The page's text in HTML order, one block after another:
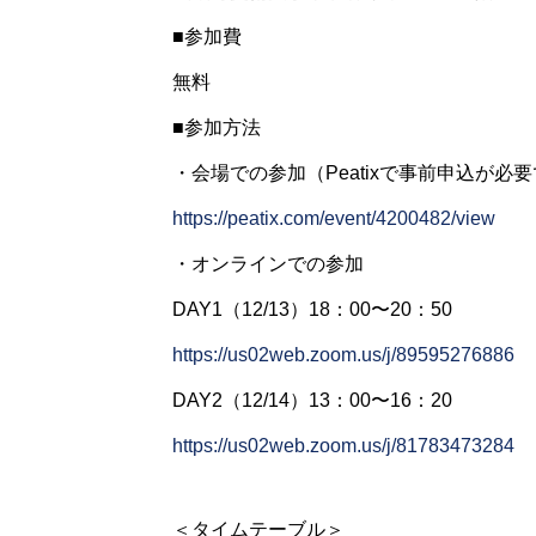
■参加費
無料
■参加方法
・会場での参加（Peatixで事前申込が必要
https://peatix.com/event/4200482/view
・オンラインでの参加
DAY1（12/13）18：00〜20：50
https://us02web.zoom.us/j/89595276886
DAY2（12/14）13：00〜16：20
https://us02web.zoom.us/j/81783473284
＜タイムテーブル＞